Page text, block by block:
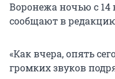
Воронежа ночью с 14
сообщают в
«Как вчера, опять
громких звуков